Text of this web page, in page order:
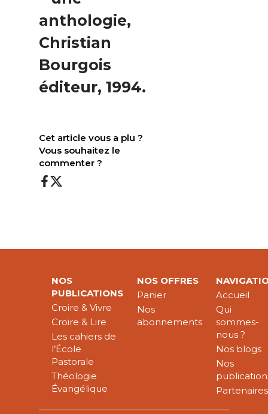
anthologie,
Christian
Bourgois
éditeur, 1994.
Cet article vous a plu ?
Vous souhaitez le
commenter ?
NOS
PUBLICATIONS
Croire & Vivre
Croire & Lire
Les cahiers de
l’École
Pastorale
Théologie
Évangélique
NOS OFFRES
Panier
Nos
abonnements
Accueil
Qui
sommes-
nous ?
Nos blogs
Nos
Partenaires